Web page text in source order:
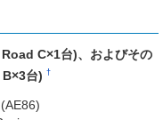
C×1台)、およびその
B×3台) †